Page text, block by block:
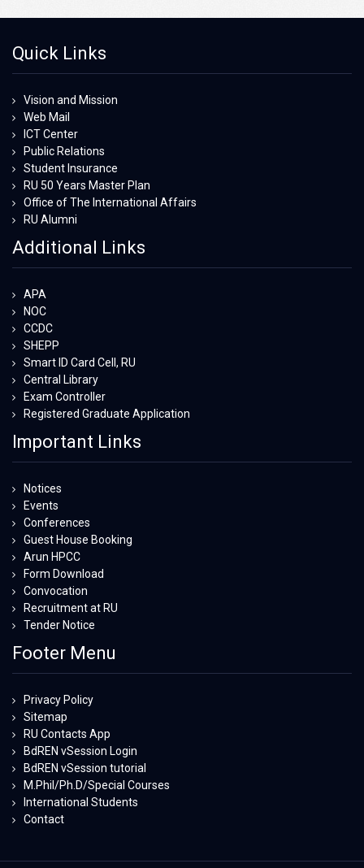
Quick Links
Vision and Mission
Web Mail
ICT Center
Public Relations
Student Insurance
RU 50 Years Master Plan
Office of The International Affairs
RU Alumni
Additional Links
APA
NOC
CCDC
SHEPP
Smart ID Card Cell, RU
Central Library
Exam Controller
Registered Graduate Application
Important Links
Notices
Events
Conferences
Guest House Booking
Arun HPCC
Form Download
Convocation
Recruitment at RU
Tender Notice
Footer Menu
Privacy Policy
Sitemap
RU Contacts App
BdREN vSession Login
BdREN vSession tutorial
M.Phil/Ph.D/Special Courses
International Students
Contact